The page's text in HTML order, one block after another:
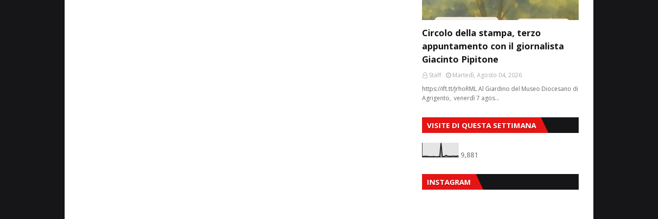
Circolo della stampa, terzo
appuntamento con il giornalista
Giacinto Pipitone
Staff
Martedì, Agosto 04, 2026
https://ift.tt/JrhoRML Al Giardino del Museo Diocesano di
Agrigento, venerdì 7 agos…
VISITE DI QUESTA SETTIMANA
9,881
INSTAGRAM